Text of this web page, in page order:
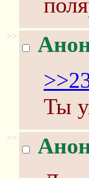
>>
Ты
>>